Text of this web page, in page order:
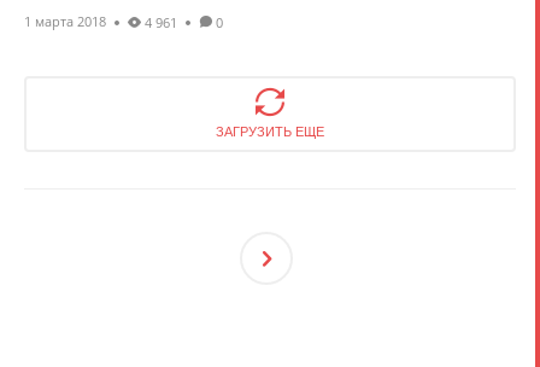
1 марта 2018 4 961 0
ЗАГРУЗИТЬ ЕЩЕ
Ующ